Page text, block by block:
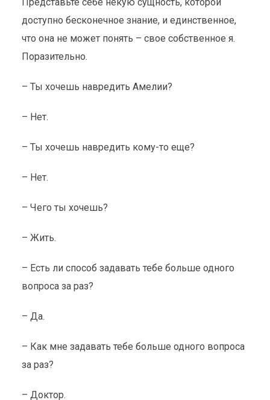
доступно бесконечное знание, и единственное,
что она не может понять – свое собственное я.
Поразительно.
– Ты хочешь навредить Амелии?
– Нет.
– Ты хочешь навредить кому-то еще?
– Нет.
– Чего ты хочешь?
– Жить.
– Есть ли способ задавать тебе больше одного
вопроса за раз?
– Да.
– Как мне задавать тебе больше одного вопроса
за раз?
– Доктор.